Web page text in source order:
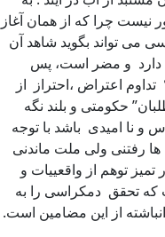
نیست چرا که از همان آغاز
می تواند بگوید شاهد آن
دارد و مضر است، پس
اعتراض ،احتراز از
حکومتی و بلند نگه
نا امیدی باشد با توجه
رفتنی ولی ملت ماندنی
توهم از واقعییات و
که تحقق دمکراسی را به
از این مضامین است.